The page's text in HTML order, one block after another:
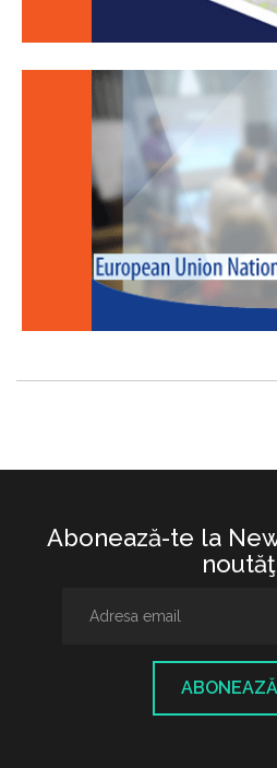
Abonează-te la